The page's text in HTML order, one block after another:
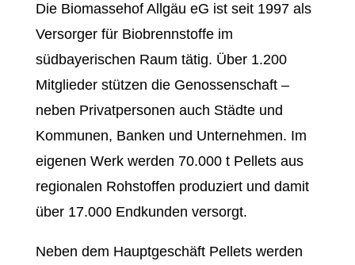
Die Biomassehof Allgäu eG ist seit 1997 als
Versorger für Biobrennstoffe im
südbayerischen Raum tätig. Über 1.200
Mitglieder stützen die Genossenschaft –
neben Privatpersonen auch Städte und
Kommunen, Banken und Unternehmen. Im
eigenen Werk werden 70.000 t Pellets aus
regionalen Rohstoffen produziert und damit
über 17.000 Endkunden versorgt.
Neben dem Hauptgeschäft Pellets werden